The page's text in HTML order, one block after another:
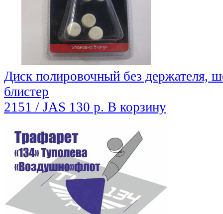
Диск полировочный без держателя,
блистер
2151 / JAS 130 р. В корзину